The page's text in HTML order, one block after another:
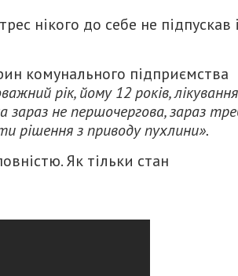
нікого до себе не підпускав і
комунального підприємства
рік, йому 12 років, лікування
зараз не першочергова, зараз
рішення з приводу пухлини».
Як тільки стан